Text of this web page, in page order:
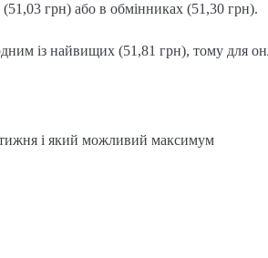
грн) або в обмінниках (51,30 грн).
із найвищих (51,81 грн), тому для
тижня і який можливий максимум